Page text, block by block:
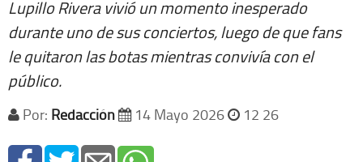
Lupillo Rivera vivió un momento inesperado
durante uno de sus conciertos, luego de que fans
le quitaron las botas mientras convivía con el
público.
Por: Redacción 14 Mayo 2026 12 26